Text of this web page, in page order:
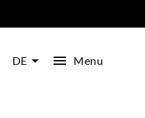
DE Menu